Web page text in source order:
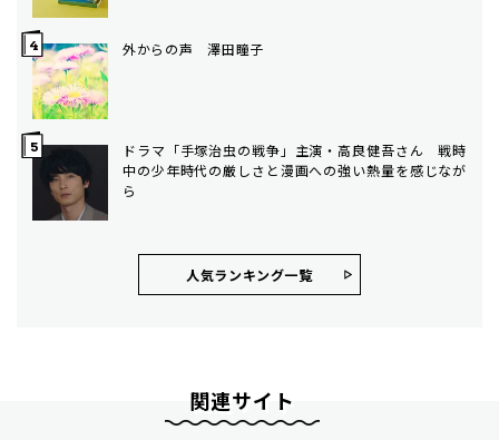
外からの声 澤田瞳子
ドラマ「手塚治虫の戦争」主演・高良健吾さん 戦時
中の少年時代の厳しさと漫画への強い熱量を感じなが
ら
人気ランキング⼀覧
関連サイト